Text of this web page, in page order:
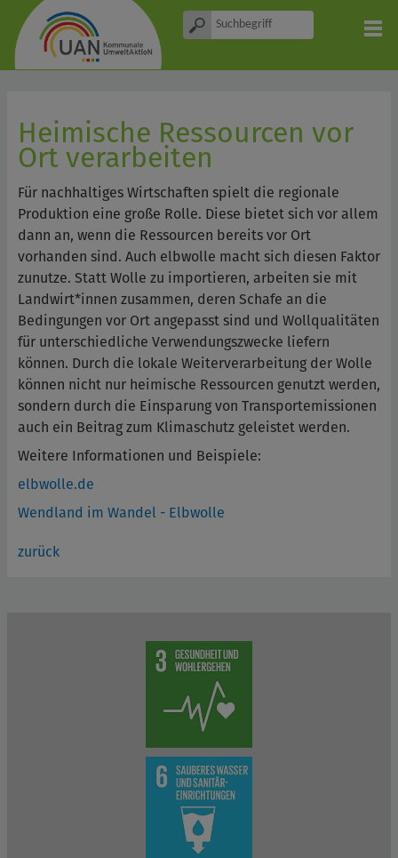
Heimische Ressourcen vor
Ort verarbeiten
Für nachhaltiges Wirtschaften spielt die regionale
Produktion eine große Rolle. Diese bietet sich vor allem
dann an, wenn die Ressourcen bereits vor Ort
vorhanden sind. Auch elbwolle macht sich diesen Faktor
zunutze. Statt Wolle zu importieren, arbeiten sie mit
Landwirt*innen zusammen, deren Schafe an die
Bedingungen vor Ort angepasst sind und Wollqualitäten
für unterschiedliche Verwendungszwecke liefern
können. Durch die lokale Weiterverarbeitung der Wolle
können nicht nur heimische Ressourcen genutzt werden,
sondern durch die Einsparung von Transportemissionen
auch ein Beitrag zum Klimaschutz geleistet werden.
Weitere Informationen und Beispiele:
elbwolle.de
Wendland im Wandel - Elbwolle
zurück